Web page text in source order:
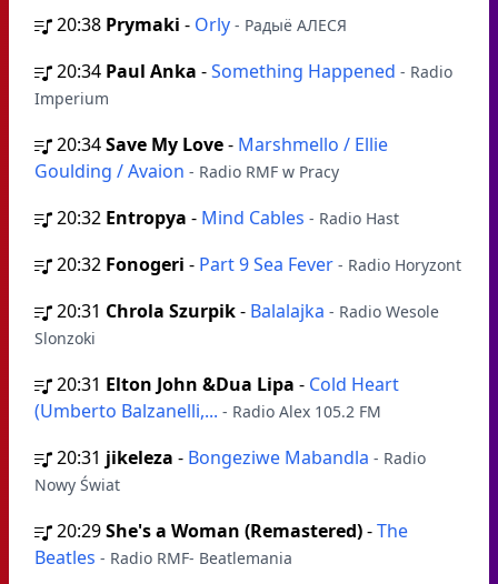
20:38 Prymaki - Orly - Радыё АЛЕСЯ
20:34 Paul Anka -Something Happened - Radio
Imperium
20:34Save My Love- Marshmello / Ellie
Goulding / Avaion - Radio RMF w Pracy
20:32 Entropya - Mind Cables - Radio Hast
20:32 Fonogeri - Part 9 Sea Fever - Radio Horyzont
20:31 Chrola Szurpik- Balalajka - Radio Wesole
Slonzoki
20:31 Elton John &Dua Lipa - Cold Heart
(Umberto Balzanelli,... - Radio Alex 105.2 FM
20:31 jikeleza - Bongeziwe Mabandla - Radio
Nowy Świat
20:29She's a Woman (Remastered)-The
Beatles - Radio RMF- Beatlemania